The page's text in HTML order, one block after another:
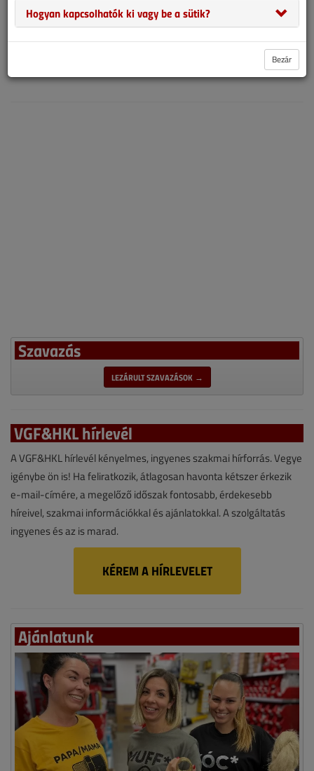
különböző előírásokat, ajánlásokat, felhívásokat, melyeket
mindenképpen tanácsos szem előtt tartani.
Szavazás
LEZÁRULT SZAVAZÁSOK →
VGF&HKL hírlevél
A VGF&HKL hírlevél kényelmes, ingyenes szakmai hírforrás. Vegye
igénybe ön is! Ha feliratkozik, átlagosan havonta kétszer érkezik
e-mail-címére, a megelőző időszak fontosabb, érdekesebb
híreivel, szakmai információkkal és ajánlatokkal. A szolgáltatás
ingyenes és az is marad.
KÉREM A HÍRLEVELET
Ajánlatunk
Hogyan kapcsolhatók ki vagy be a sütik?
Bezár